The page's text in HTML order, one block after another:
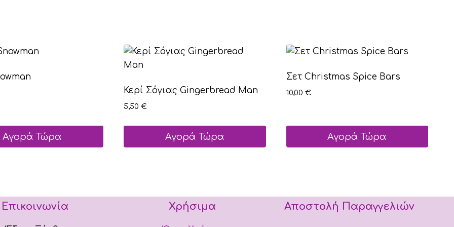
Αγορά Τώρα
Κερί Σόγιας Gingerbread Man
5,50 €
Αγορά Τώρα
έχει
πολλαπλές
Σετ Christmas Spice Bars
10,00 €
Αγορά Τώρα
έχει
πολλαπλές
Επικοινωνία Χρήσιμα Αποστολή Παραγγελιών